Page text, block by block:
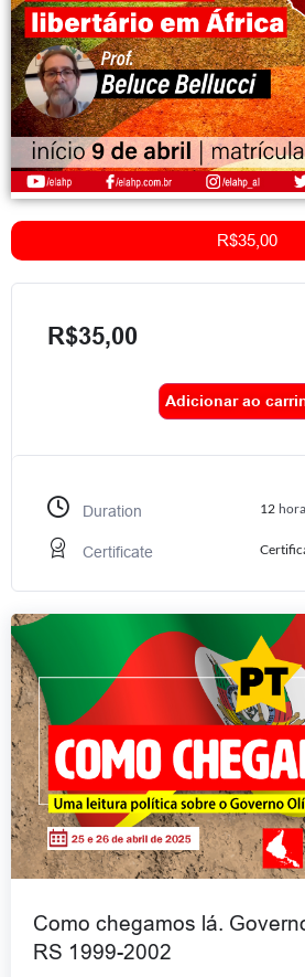
R$35,00
R$35,00
Adicionar ao
Duration 12
Certificate
Como chegamos lá.
RS 1999-2002